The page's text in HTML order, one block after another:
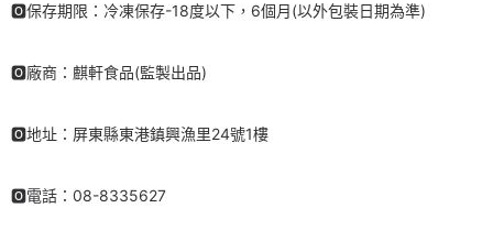
🅾保存期限：冷凍保存-18度以下，6個月(以外包裝日期為準)
🅾廠商：麒軒食品(監製出品)
🅾地址：屏東縣東港鎮興漁里24號1樓
🅾電話：08-8335627